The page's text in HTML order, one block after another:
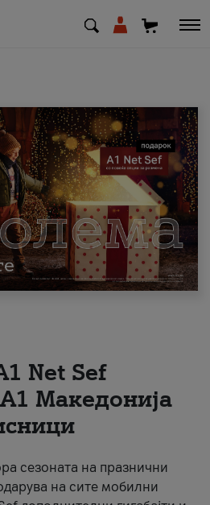
Net Sеf
Македонија
сезоната на празнични
на сите мобилни